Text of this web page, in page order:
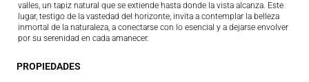
valles, un tapiz natural que se extiende hasta donde la vista alcanza. Este
lugar, testigo de la vastedad del horizonte, invita a contemplar la belleza
inmortal de la naturaleza, a conectarse con lo esencial y a dejarse envolver
por su serenidad en cada amanecer.
PROPIEDADES